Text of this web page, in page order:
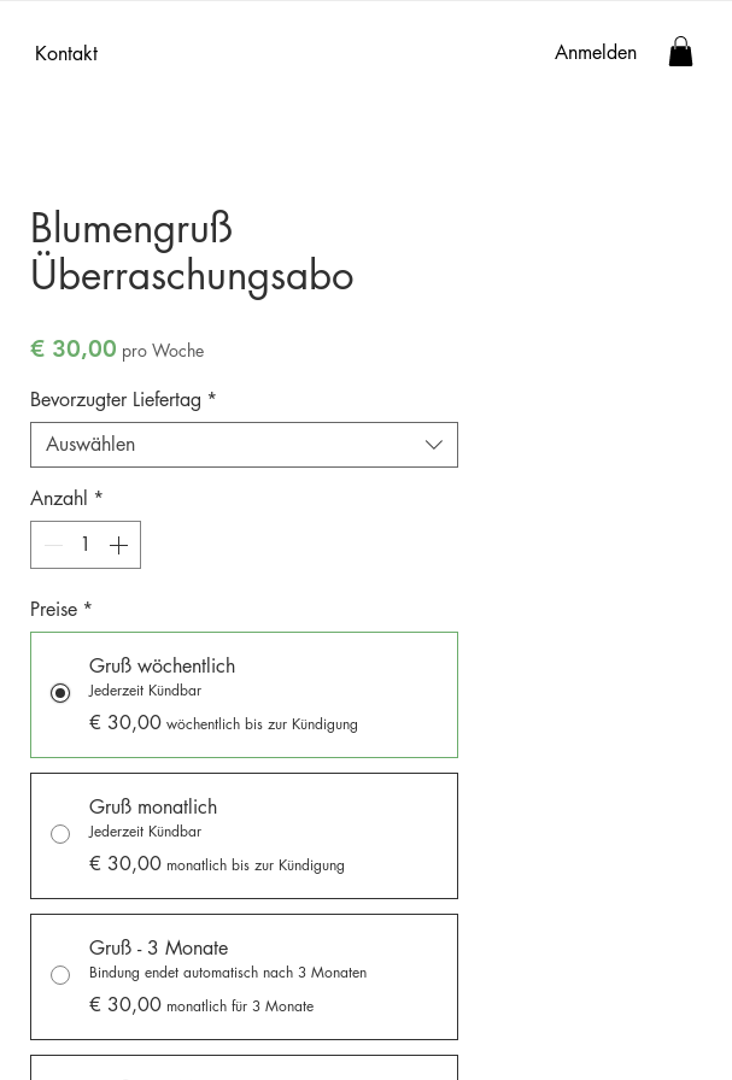
Anmelden
Kontakt
Blumengruß
Überraschungsabo
€ 30,00 Preis
pro Woche
Bevorzugter Liefertag *
Auswählen
Anzahl *
Preise *
Gruß wöchentlich
Jederzeit Kündbar
€ 30,00 wöchentlich bis zur Kündigung
Gruß monatlich
Jederzeit Kündbar
€ 30,00 monatlich bis zur Kündigung
Gruß - 3 Monate
Bindung endet automatisch nach 3 Monaten
€ 30,00 monatlich für 3 Monate